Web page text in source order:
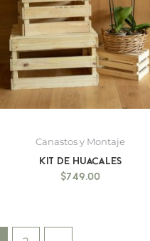
Canastos y Montaje
Kit de Huacales
$749.00